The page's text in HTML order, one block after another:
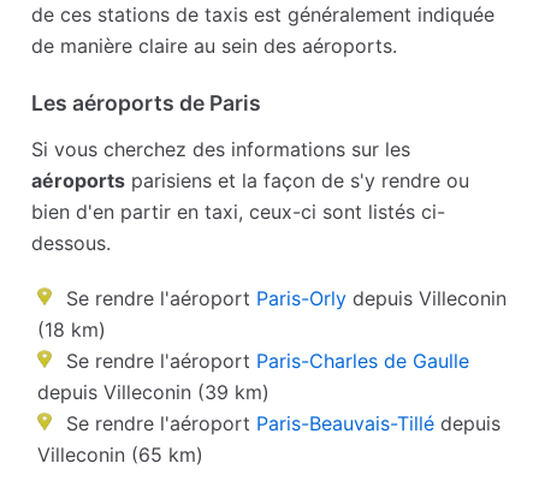
de ces stations de taxis est généralement indiquée
de manière claire au sein des aéroports.
Les aéroports de Paris
Si vous cherchez des informations sur les
aéroports parisiens et la façon de s'y rendre ou
bien d'en partir en taxi, ceux-ci sont listés ci-
dessous.
Se rendre l'aéroport Paris-Orly depuis Villeconin
(18 km)
Se rendre l'aéroport Paris-Charles de Gaulle
depuis Villeconin (39 km)
Se rendre l'aéroport Paris-Beauvais-Tillé depuis
Villeconin (65 km)